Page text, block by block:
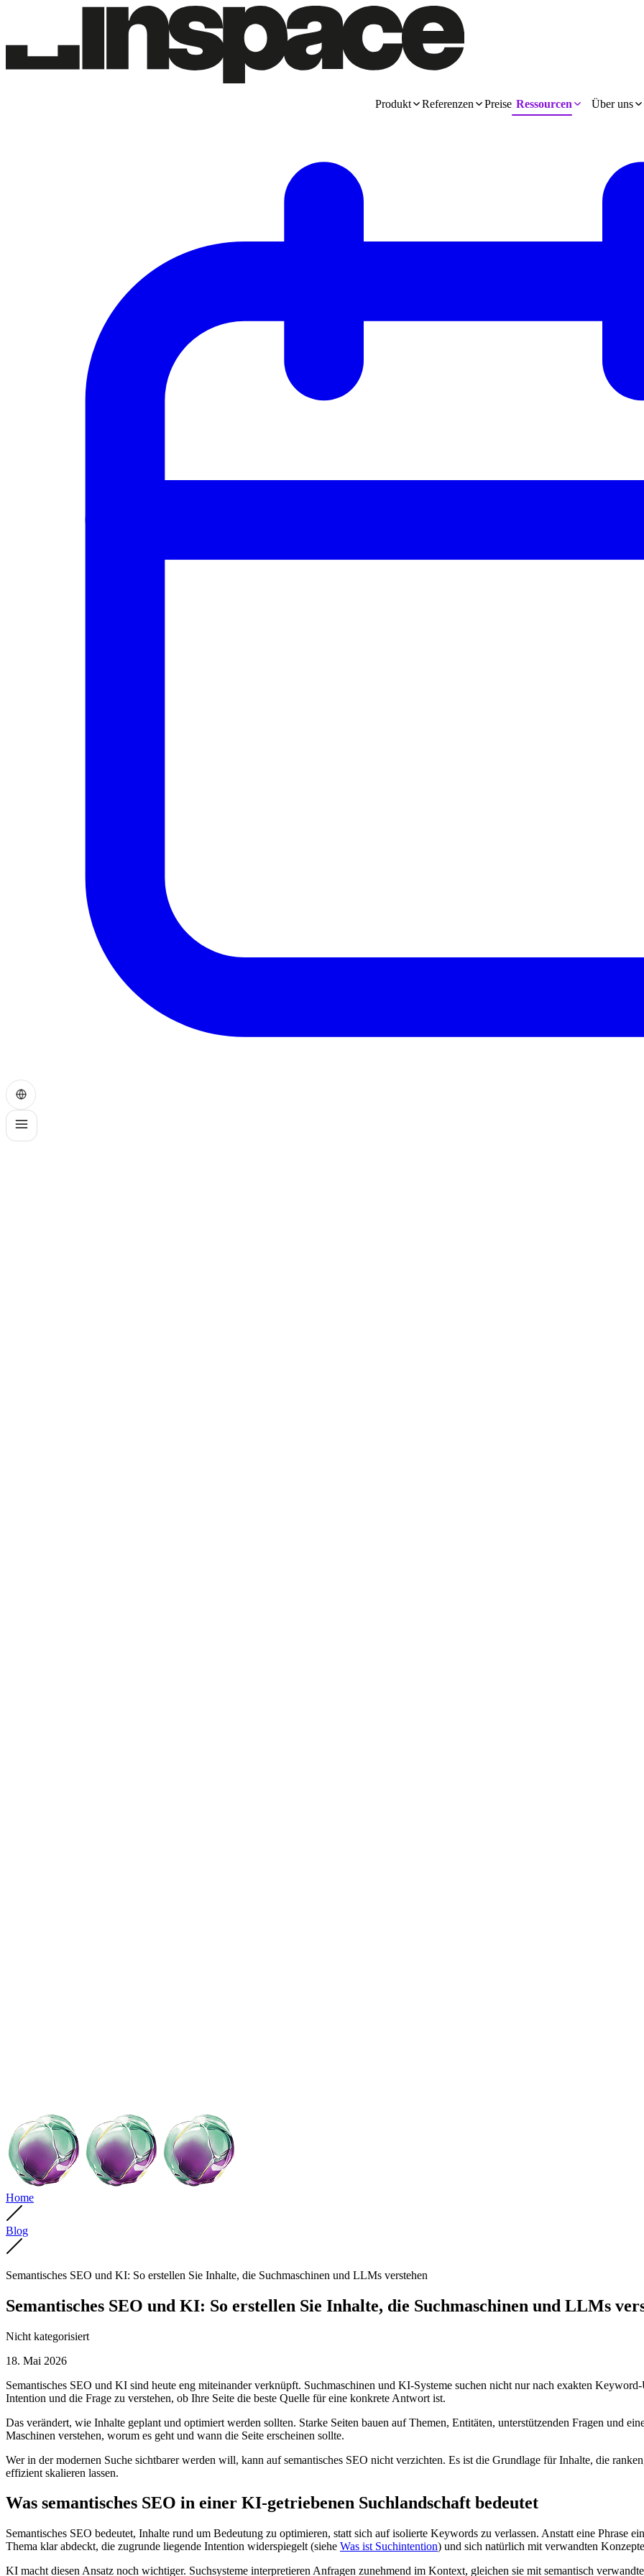
Produkt Referenzen Preise Ressourcen Über uns
Home
Blog
Semantisches SEO und KI: So erstellen Sie Inhalte, die Suchmaschinen und LLMs verstehen
Semantisches SEO und KI: So erstellen Sie Inhalte, die Suchmaschinen und LLMs
Nicht kategorisiert
18. Mai 2026
Semantisches SEO und KI sind heute eng miteinander verknüpft. Suchmaschinen und KI-Systeme suchen nicht nur nach exakten
Intention und die Frage zu verstehen, ob Ihre Seite die beste Quelle für eine konkrete Antwort ist.
Das verändert, wie Inhalte geplant und optimiert werden sollten. Starke Seiten bauen auf Themen, Entitäten, unterstützenden Fragen und
Maschinen verstehen, worum es geht und wann die Seite erscheinen sollte.
Wer in der modernen Suche sichtbarer werden will, kann auf semantisches SEO nicht verzichten. Es ist die Grundlage für Inhalte, die
effizient skalieren lassen.
Was semantisches SEO in einer KI-getriebenen Suchlandschaft bedeutet
Semantisches SEO bedeutet, Inhalte rund um Bedeutung zu optimieren, statt sich auf isolierte Keywords zu verlassen. Anstatt eine Phrase
Thema klar abdeckt, die zugrunde liegende Intention widerspiegelt (siehe Was ist Suchintention) und sich natürlich mit verwandten
KI macht diesen Ansatz noch wichtiger. Suchsysteme interpretieren Anfragen zunehmend im Kontext, gleichen sie mit semantisch